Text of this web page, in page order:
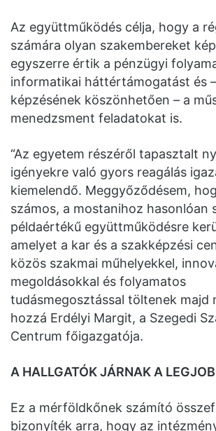
Az együttműködés célja, hogy a
számára olyan szakembereket
egyszerre értik a pénzügyi
informatikai háttértámogatást és
képzésének köszönhetően – a
menedzsment feladatokat is.
“Az egyetem részéről tapasztalt
igényekre való gyors reagálás
kiemelendő. Meggyőződésem,
számos, a mostanihoz hasonlóan
példaértékű együttműködésre
amelyet a kar és a szakképzési
közös szakmai műhelyekkel,
megoldásokkal és folyamatos
tudásmegosztással töltenek majd
hozzá Erdélyi Margit, a Szegedi
Centrum főigazgatója.
A HALLGATÓK JÁRNAK A
Ez a mérföldkőnek számító
bizonyíték arra, hogy az